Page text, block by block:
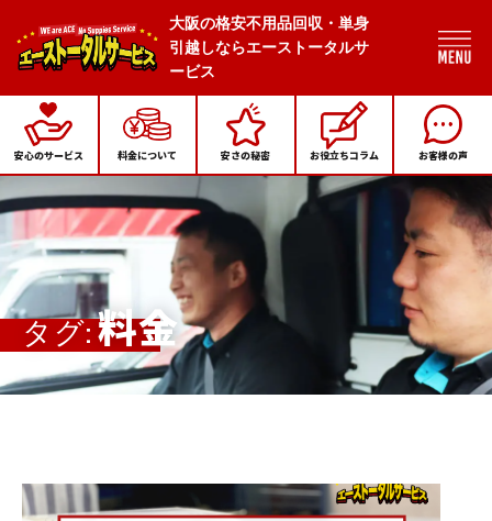
大阪の格安不用品回収・単身
引越しならエーストータルサ
ービス
安心のサービス 料金について 安さの秘密 お役立ちコラム お客様の声
タグ: 料金